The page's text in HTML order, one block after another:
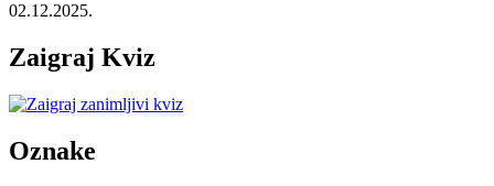
02.12.2025.
Zaigraj Kviz
Oznake